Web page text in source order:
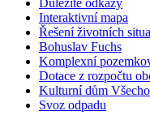
Důležité odkazy
Interaktivní mapa
Řešení životních
Bohuslav Fuchs
Komplexní
Dotace z rozpočtu
Kulturní dům
Svoz odpadu